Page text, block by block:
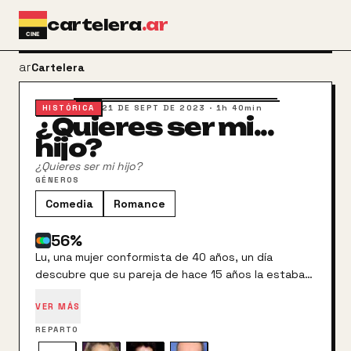
Ir al contenido principal
cartelera.ar
arrow_back
Cartelera
HISTÓRICA 21 DE SEPT DE 2023 ·1h 40min
¿Quieres ser mi...
hijo?
¿Quieres ser mi hijo?
GÉNEROS
Comedia Romance
56%
Lu, una mujer conformista de 40 años, un día
descubre que su pareja de hace 15 años la estaba
regresar a su departamento de soltera para
empezar de cero, ya que se siente estancada y
desconsolada. Conoce a su nuevo vecino Javier, un
VER MÁS
REPARTO